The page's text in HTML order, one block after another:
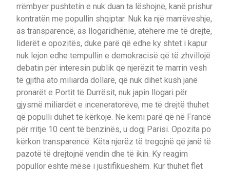
rrëmbyer pushtetin e nuk duan ta lëshojnë, kanë prishur
kontratën me popullin shqiptar. Nuk ka një marrëveshje,
as transparencë, as llogaridhënie, atëherë me të drejtë,
liderët e opozitës, duke parë që edhe ky shtet i kapur
nuk lejon edhe tempullin e demokracisë që të zhvillojë
debatin për interesin publik që njerëzit të marrin vesh
të gjitha ato miliarda dollarë, që nuk dihet kush janë
pronarët e Portit të Durrësit, nuk japin llogari për
gjysmë miliardët e inceneratorëve, me të drejtë thuhet
që populli duhet të kërkojë. Ne kemi parë që në Francë
për rritje 10 cent të benzinës, u dogj Parisi. Opozita po
kërkon transparencë. Këta njerëz të tregojnë që janë të
pazotë të drejtojnë vendin dhe të ikin. Ky reagim
popullor është mëse i justifikueshëm. Kur thuhet flet